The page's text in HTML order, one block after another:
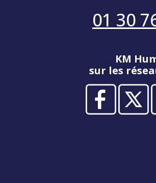
01 30
KM
sur les